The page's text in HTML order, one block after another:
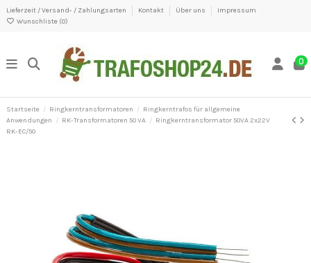
Lieferzeit / Versand- / Zahlungsarten Kontakt Über uns
Impressum
Wunschliste (0)
0
Startseite Ringkerntransformatoren
Ringkerntrafos für allgemeine
Anwendungen
RK-Transformatoren 50 VA
Ringkerntransformator 50VA 2x22V
RK-EC/50